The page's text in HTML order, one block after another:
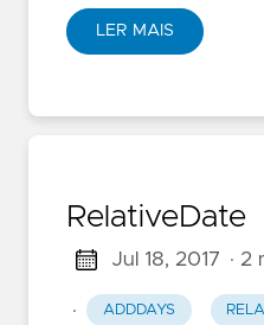
LER MAIS
RelativeDate
Jul 18, 2017 · 2
· ADDDAYS